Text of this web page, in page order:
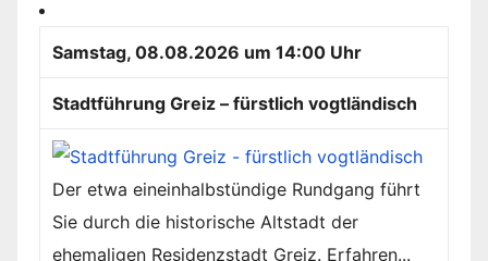
Samstag, 08.08.2026 um 14:00 Uhr
Stadtführung Greiz – fürstlich vogtländisch
Der etwa eineinhalbstündige Rundgang führt
Sie durch die historische Altstadt der
ehemaligen Residenzstadt Greiz. Erfahren...